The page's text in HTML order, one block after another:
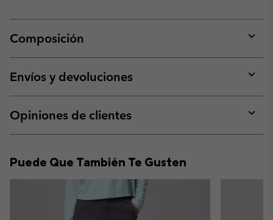
Composición
or
Envíos y devoluciones
or
Opiniones de clientes
or
Puede Que También Te Gusten